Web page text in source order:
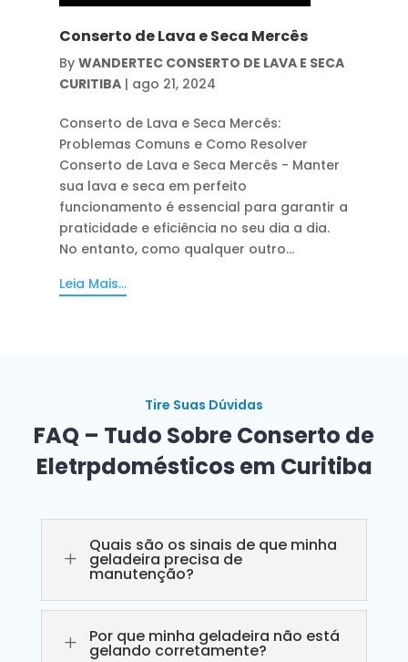
Conserto de Lava e Seca Mercês
By WANDERTEC CONSERTO DE LAVA E SECA
CURITIBA| ago 21, 2024
Conserto de Lava e Seca Mercês:
Problemas Comuns e Como Resolver
Conserto de Lava e Seca Mercês - Manter
sua lava e seca em perfeito
funcionamento é essencial para garantir a
praticidade e eficiência no seu dia a dia.
No entanto, como qualquer outro...
Leia Mais...
Tire Suas Dúvidas
FAQ – Tudo Sobre Conserto de
Eletrpdomésticos em Curitiba
L
Quais são os sinais de que minha
geladeira precisa de
manutenção?
L Por que minha geladeira não está
gelando corretamente?